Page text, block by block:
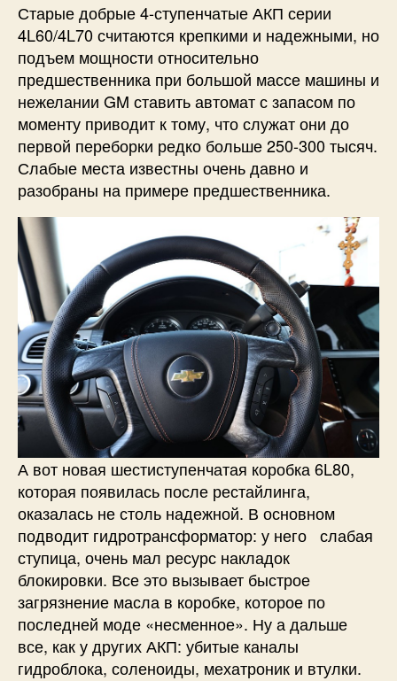
Старые добрые 4-ступенчатые АКП серии
4L60/4L70 считаются крепкими и надежными, но
подъем мощности относительно
предшественника при большой массе машины и
нежелании GM ставить автомат с запасом по
моменту приводит к тому, что служат они до
первой переборки редко больше 250-300 тысяч.
Слабые места известны очень давно и
разобраны на примере предшественника.
А вот новая шестиступенчатая коробка 6L80,
которая появилась после рестайлинга,
оказалась не столь надежной. В основном
подводит гидротрансформатор: у него слабая
ступица, очень мал ресурс накладок
блокировки. Все это вызывает быстрое
загрязнение масла в коробке, которое по
последней моде «несменное». Ну а дальше
все, как у других АКП: убитые каналы
гидроблока, соленоиды, мехатроник и втулки.